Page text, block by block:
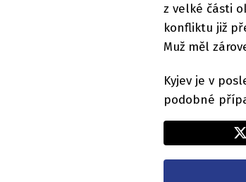
z velké části
konfliktu již
Muž měl
Kyjev je v
podobné